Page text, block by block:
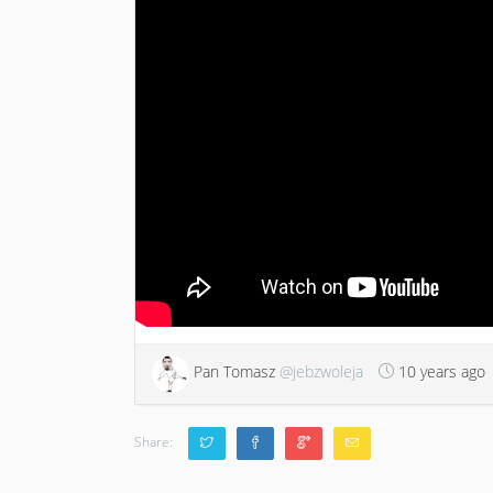
Pan Tomasz @jebzwoleja 10 years ago
Share: